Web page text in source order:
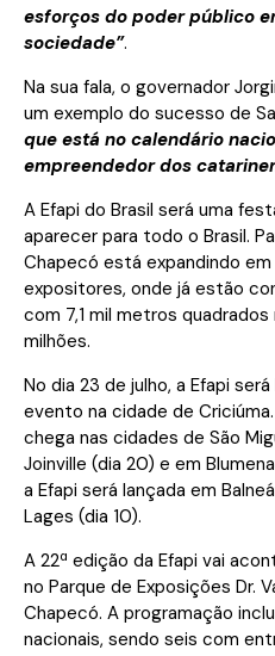
esforços do poder público
sociedade”.
Na sua fala, o governador
um exemplo do sucesso de
que está no calendário
empreendedor dos
A Efapi do Brasil será uma
aparecer para todo o Brasil.
Chapecó está expandindo
expositores, onde já estão
com 7,1 mil metros
milhões.
No dia 23 de julho, a Efapi
evento na cidade de
chega nas cidades de São
Joinville (dia 20) e em
a Efapi será lançada em
Lages (dia 10).
A 22ª edição da Efapi vai
no Parque de Exposições Dr.
Chapecó. A programação
nacionais, sendo seis com